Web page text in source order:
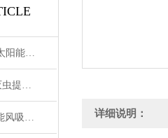
【绿色植保·生态赋能】太阳能风吸式杀虫灯，守护田园生态沃土
智联新风护农田，精准灭虫提效能：联网增强款风吸式杀虫灯
深耕绿色生态农业 太阳能风吸式杀虫灯赋能无公害种植新发展 详细说明：